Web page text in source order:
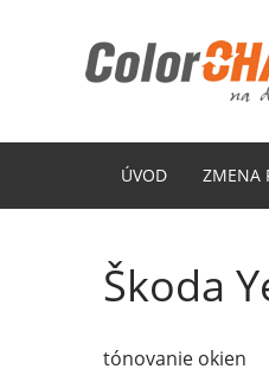
ÚVOD ZMENA
Škoda
tónovanie okien